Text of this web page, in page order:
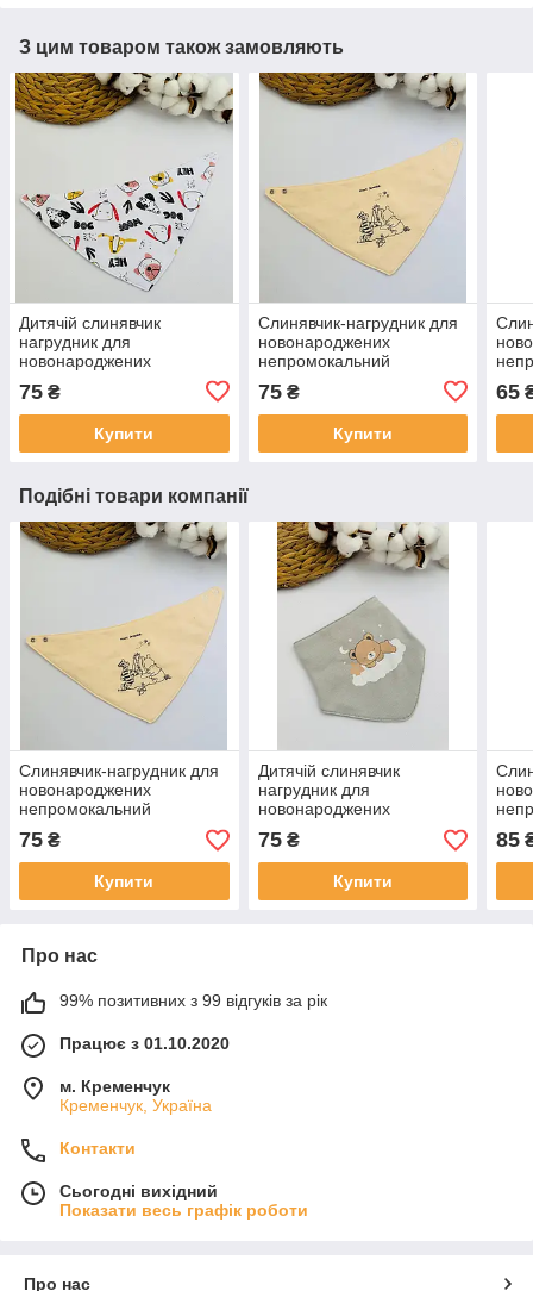
З цим товаром також замовляють
Дитячій слинявчик
нагрудник для
новонароджених
двосторонній на кнопках
75 ₴
Купити
Слинявчик-нагрудник для
новонароджених
непромокальний
двосторонній на кнопках
75₴
Купити
—
65
Подібні товари компанії
Слинявчик-нагрудник для
новонароджених
непромокальний
двосторонній на кнопках
75 ₴
Купити
Дитячій слинявчик
нагрудник для
новонароджених
непромокальний
двосторонній на кнопках
75₴
Купити
85
Про нас
99% позитивних з 99 відгуків за рік
Працює з 01.10.2020
м. Кременчук
Кременчук, Україна
Контакти
Сьогодні вихідний
Показати весь графік роботи
Про нас